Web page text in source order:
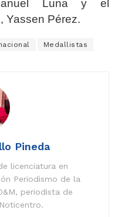
Luna y el
Yassen Pérez.
Medallistas
Pineda
licenciatura en
Periodismo de la
periodista de